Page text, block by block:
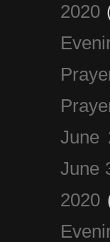
2020
June
June
2020